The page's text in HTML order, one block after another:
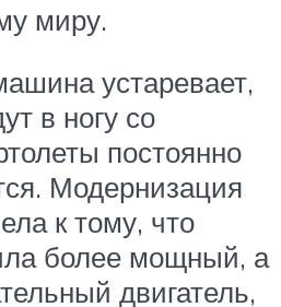
миру.
устаревает,
в ногу со
постоянно
Модернизация
к тому, что
более мощный, а
двигатель,